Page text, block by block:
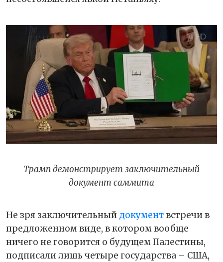
Трамп демонстрирует заключительный
документ саммита
Не зря заключительный документвстречи в
предложенном виде, в котором вообще
ничего не говорится о будущем Палестины,
подписали лишь четыре государства – США,